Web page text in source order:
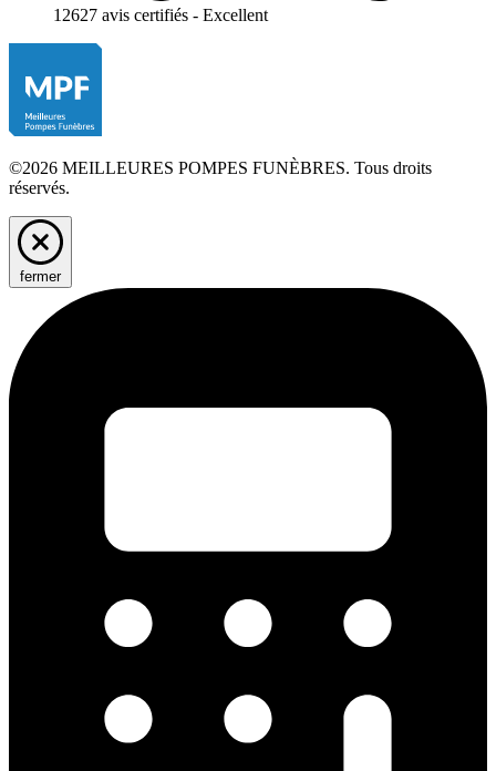
12627 avis certifiés - Excellent
©2026 MEILLEURES POMPES FUNÈBRES. Tous droits
réservés.
fermer